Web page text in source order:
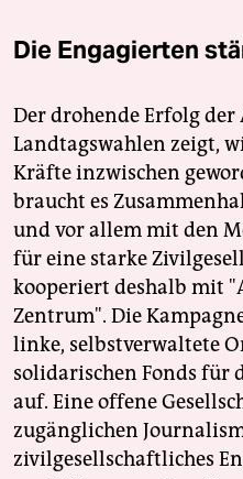
Die Engagierten
Der drohende Erfolg
Landtagswahlen zeigt,
Kräfte inzwischen
braucht es
und vor allem mit den
für eine starke
kooperiert deshalb mit
Zentrum". Die
linke, selbstverwaltete
solidarischen Fonds für
auf. Eine offene
zugänglichen
zivilgesellschaftliches